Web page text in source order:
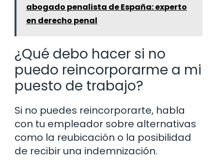
abogado penalista de España: experto
en derecho penal
¿Qué debo hacer si no
puedo reincorporarme a mi
puesto de trabajo?
Si no puedes reincorporarte, habla
con tu empleador sobre alternativas
como la reubicación o la posibilidad
de recibir una indemnización.